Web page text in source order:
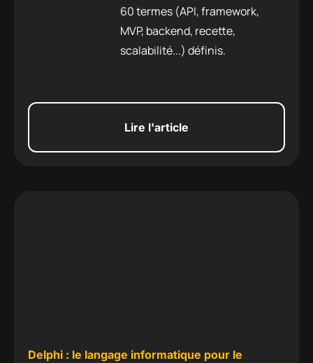
60 termes (API, framework,
MVP, backend, recette,
scalabilité...) définis.
Lire l'article
Delphi : le langage informatique pour le